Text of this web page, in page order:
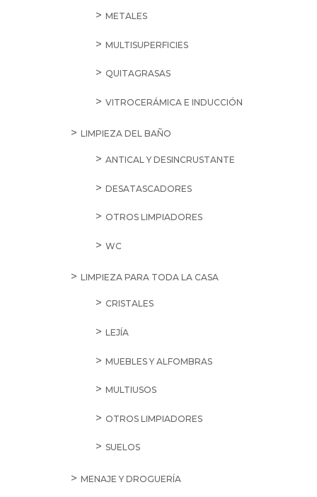
METALES
MULTISUPERFICIES
QUITAGRASAS
VITROCERÁMICA E INDUCCIÓN
LIMPIEZA DEL BAÑO
ANTICAL Y DESINCRUSTANTE
DESATASCADORES
OTROS LIMPIADORES
WC
LIMPIEZA PARA TODA LA CASA
CRISTALES
LEJÍA
MUEBLES Y ALFOMBRAS
MULTIUSOS
OTROS LIMPIADORES
SUELOS
MENAJE Y DROGUERÍA